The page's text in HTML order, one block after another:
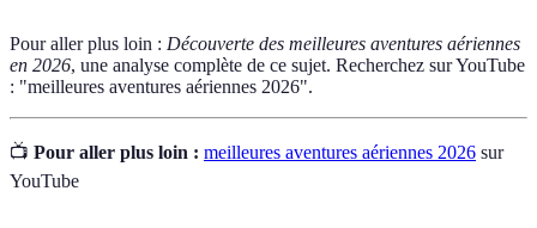
Pour aller plus loin : Découverte des meilleures aventures aériennes
en 2026, une analyse complète de ce sujet. Recherchez sur YouTube
: "meilleures aventures aériennes 2026".
📺 Pour aller plus loin : meilleures aventures aériennes 2026 sur
YouTube